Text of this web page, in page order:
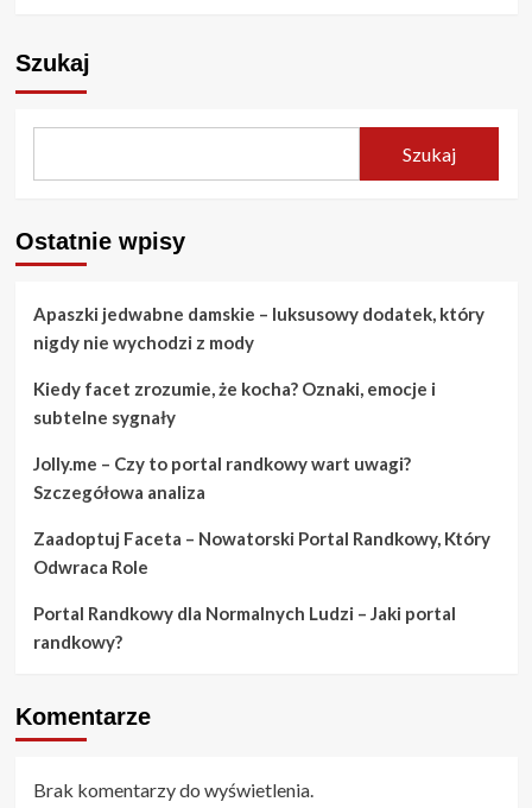
Szukaj
Szukaj
Ostatnie wpisy
Apaszki jedwabne damskie – luksusowy dodatek, który
nigdy nie wychodzi z mody
Kiedy facet zrozumie, że kocha? Oznaki, emocje i
subtelne sygnały
Jolly.me – Czy to portal randkowy wart uwagi?
Szczegółowa analiza
Zaadoptuj Faceta – Nowatorski Portal Randkowy, Który
Odwraca Role
Portal Randkowy dla Normalnych Ludzi – Jaki portal
randkowy?
Komentarze
Brak komentarzy do wyświetlenia.